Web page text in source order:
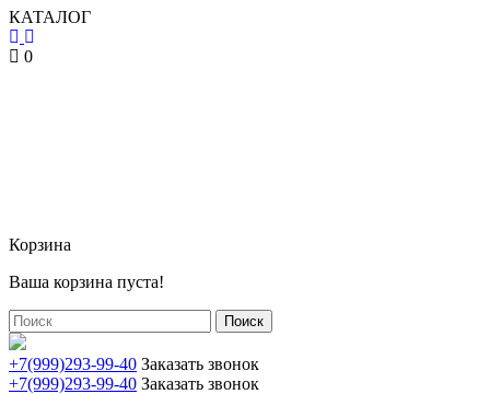
КАТАЛОГ
0
Корзина
Ваша корзина пуста!
Поиск
+7(999)293-99-40 Заказать звонок
+7(999)293-99-40 Заказать звонок